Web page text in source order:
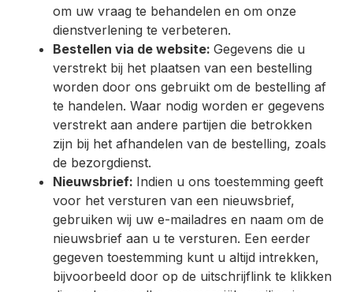
om uw vraag te behandelen en om onze
dienstverlening te verbeteren.
Bestellen via de website: Gegevens die u
verstrekt bij het plaatsen van een bestelling
worden door ons gebruikt om de bestelling af
te handelen. Waar nodig worden er gegevens
verstrekt aan andere partijen die betrokken
zijn bij het afhandelen van de bestelling, zoals
de bezorgdienst.
Nieuwsbrief: Indien u ons toestemming geeft
voor het versturen van een nieuwsbrief,
gebruiken wij uw e-mailadres en naam om de
nieuwsbrief aan u te versturen. Een eerder
gegeven toestemming kunt u altijd intrekken,
bijvoorbeeld door op de uitschrijflink te klikken